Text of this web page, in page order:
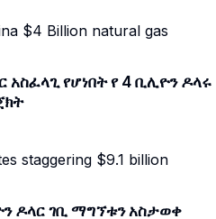
የሆነበት የ 4 ቢሊዮን ዶላሩ
ዶላር ገቢ ማግኘቱን አስታወቀ